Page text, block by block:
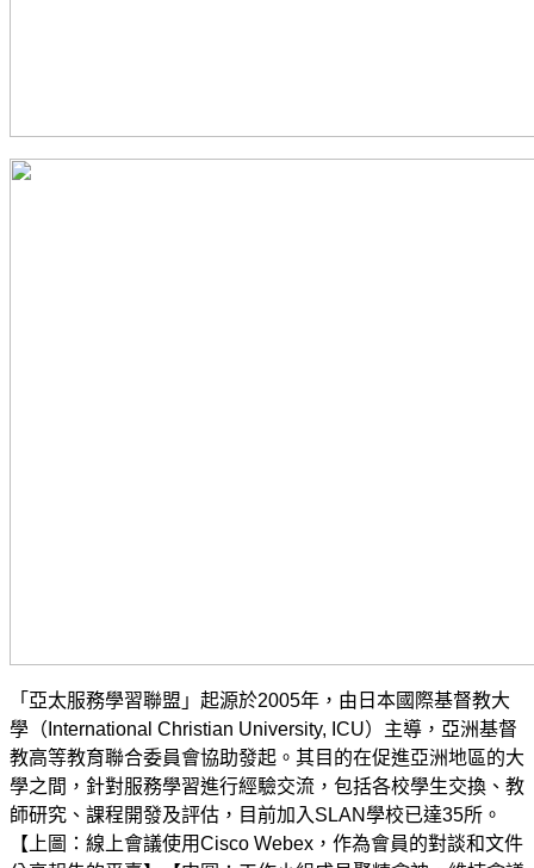
「亞太服務學習聯盟」起源於2005年，由日本國際基督教大
學（International Christian University, ICU）主導，亞洲基督
教高等教育聯合委員會協助發起。其目的在促進亞洲地區的大
學之間，針對服務學習進行經驗交流，包括各校學生交換、教
師研究、課程開發及評估，目前加入SLAN學校已達35所。
【上圖：線上會議使用Cisco Webex，作為會員的對談和文件